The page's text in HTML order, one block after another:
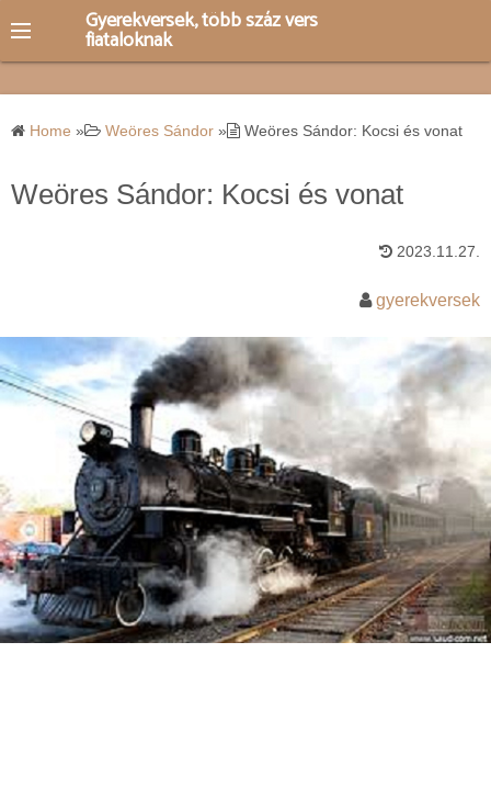
i
p
t
Gyerekversek, több száz vers
fiataloknak
Home » Weöres Sándor » Weöres Sándor: Kocsi és vonat
Weöres Sándor: Kocsi és vonat
2023.11.27.
gyerekversek